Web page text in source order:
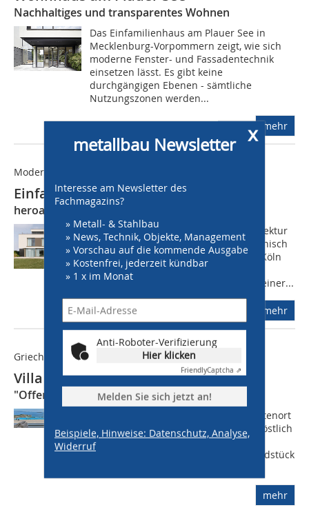
x
metallbau Newsletter
Interesse am Newsletter des
Fachmagazins?
» Metall- & Stahlbau
» News, Technik, Objekte, Management
» Vorschau auf die kommende Ausgabe
» Kostenfrei, jederzeit kündbar
» 1 x im Monat
Anti-Roboter-Verifizierung
Hier klicken
FriendlyCaptcha ⇗
Melden Sie sich jetzt an!
Beispiele, Hinweise: Datenschutz, Analyse,
Widerruf
Nachhaltiges und transparentes Wohnen
Das Einfamilienhaus am Plauer See in
Mecklenburg-Vorpommern zeigt, wie sich
moderne Fenster- und Fassadentechnik
einsetzen lässt. Es gibt keine
durchgängigen Ebenen - sämtliche
Nutzungszonen werden...
mehr
Modernes Wohnhaus
Einfamilienhaus in Köln
heroal Systemprofile für helle Räume
Das an die klassische moderne Architektur
angelehnte Gebäude fügt sich harmonisch
in das Neubaugebiet im Westen von Köln
ein, das von freistehenden
Einfamilienhäusern geprägt ist. Mit seiner...
mehr
Griechenland
Villa NafplioBlu in Tolo
"Offener Dialog" mit der Küste
Tolo ist ein Fischer-, Bade- und Touristenort
auf dem Peloponnes, circa 10 km südöstlich
von Nafplio, der ersten Hauptstadt
Griechenlands, gelegen. Das Baugrundstück
mehr